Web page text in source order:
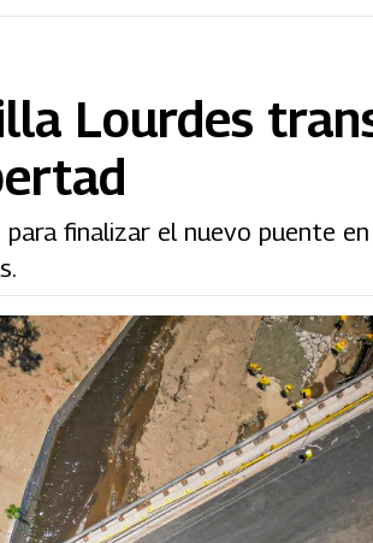
Lourdes
finalizar el nuevo puente